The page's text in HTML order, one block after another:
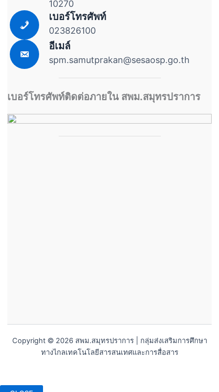
10270
เบอร์โทรศัพท์
023826100
อีเมล์
spm.samutprakan@sesaosp.go.th
เบอร์โทรศัพท์ติดต่อภายใน สพม.สมุทรปราการ
Copyright © 2026 สพม.สมุทรปราการ | กลุ่มส่งเสริมการศึกษา
ทางไกลเทคโนโลยีสารสนเทศและการสื่อสาร